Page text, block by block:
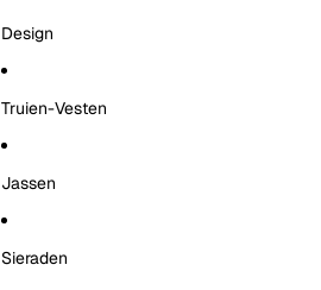
Design
Truien-Vesten
Jassen
Sieraden